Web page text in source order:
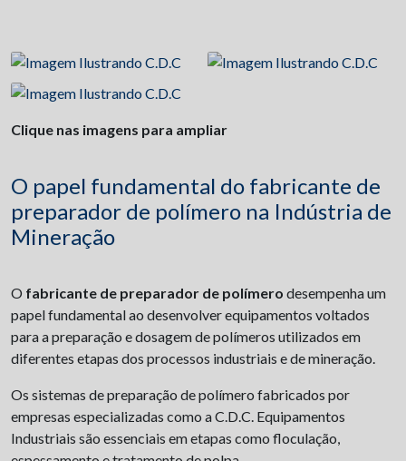
Clique nas imagens para ampliar
O papel fundamental do fabricante de
preparador de polímero na Indústria de
Mineração
O fabricante de preparador de polímero desempenha um
papel fundamental ao desenvolver equipamentos voltados
para a preparação e dosagem de polímeros utilizados em
diferentes etapas dos processos industriais e de mineração.
Os sistemas de preparação de polímero fabricados por
empresas especializadas como a C.D.C. Equipamentos
Industriais são essenciais em etapas como floculação,